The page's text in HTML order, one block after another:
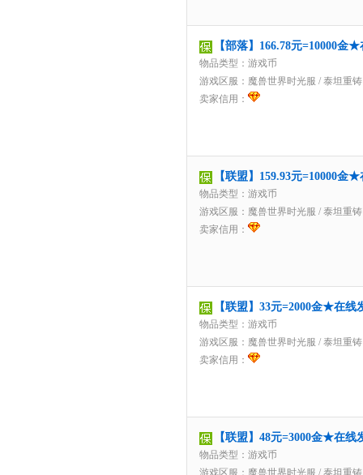
【部落】166.78元=10000
物品类型：游戏币
游戏区服： 魔兽世界时光服 / 泰坦重铸
卖家信用：
【联盟】159.93元=10000
物品类型：游戏币
游戏区服： 魔兽世界时光服 / 泰坦重铸
卖家信用：
【联盟】33元=2000金★在
物品类型：游戏币
游戏区服： 魔兽世界时光服 / 泰坦重铸
卖家信用：
【联盟】48元=3000金★在
物品类型：游戏币
游戏区服： 魔兽世界时光服 / 泰坦重铸